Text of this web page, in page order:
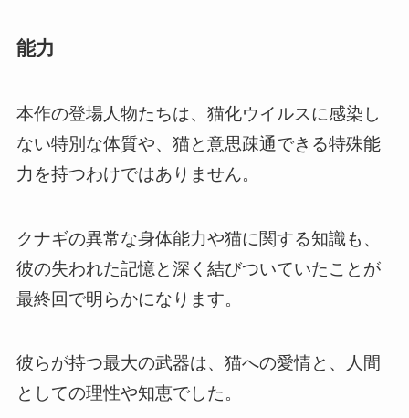
能力
本作の登場人物たちは、猫化ウイルスに感染し
ない特別な体質や、猫と意思疎通できる特殊能
力を持つわけではありません。
クナギの異常な身体能力や猫に関する知識も、
彼の失われた記憶と深く結びついていたことが
最終回で明らかになります。
彼らが持つ最大の武器は、猫への愛情と、人間
としての理性や知恵でした。